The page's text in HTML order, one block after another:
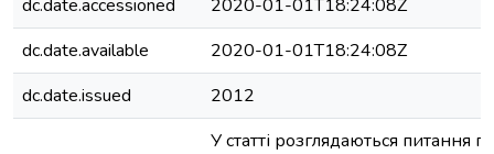
dc.date.accessioned
2020-01-01T18:24:08Z
dc.date.available
2020-01-01T18:24:08Z
dc.date.issued
2012
У статті розглядаються питання